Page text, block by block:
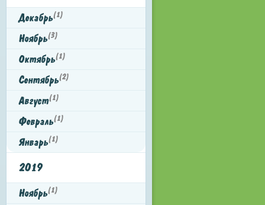
Декабрь(1)
Ноябрь(3)
Октябрь(1)
Сентябрь(2)
Август(1)
Февраль(1)
Январь(1)
2019
Ноябрь(1)